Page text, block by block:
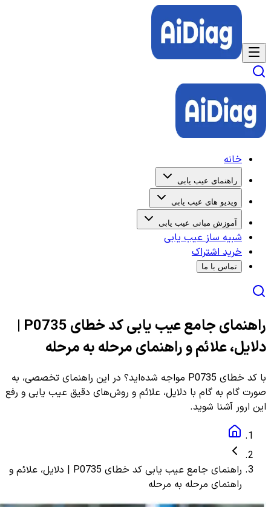
خانه
راهنمای عیب یابی
ویدیو های عیب یابی
آموزش مبانی عیب یابی
شبیه ساز عیب یابی
خرید اشتراک
تماس با ما
راهنمای جامع عیب یابی کد خطای P0735 |
دلایل، علائم و راهنمای مرحله به مرحله
با کد خطای P0735 مواجه شده‌اید؟ در این راهنمای تخصصی، به
صورت گام به گام با دلایل، علائم و روش‌های دقیق عیب یابی و رفع
این ارور آشنا شوید.
راهنمای جامع عیب یابی کد خطای P0735 | دلایل، علائم و
راهنمای مرحله به مرحله